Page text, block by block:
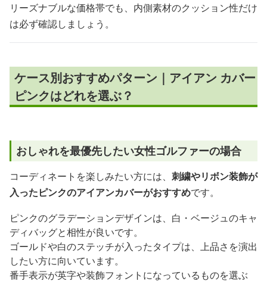
リーズナブルな価格帯でも、内側素材のクッション性だけ
は必ず確認しましょう。
ケース別おすすめパターン｜アイアン カバー
ピンクはどれを選ぶ？
おしゃれを最優先したい女性ゴルファーの場合
コーディネートを楽しみたい方には、 刺繍やリボン装飾が
入ったピンクのアイアンカバーがおすすめです。
ピンクのグラデーションデザインは、白・ベージュのキャ
ディバッグと相性が良いです。
ゴールドや白のステッチが入ったタイプは、上品さを演出
したい方に向いています。
番手表示が英字や装飾フォントになっているものを選ぶ